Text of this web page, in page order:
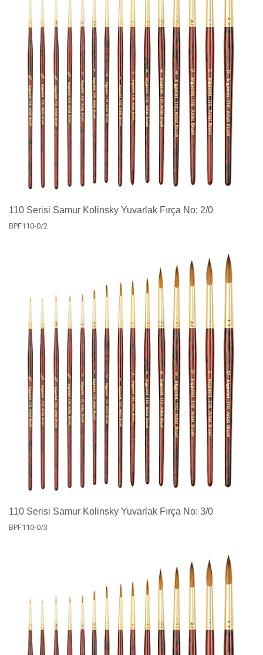
110 Serisi Samur Kolinsky Yuvarlak Fırça No: 2/0
BPF110-0/2
110 Serisi Samur Kolinsky Yuvarlak Fırça No: 3/0
BPF110-0/3